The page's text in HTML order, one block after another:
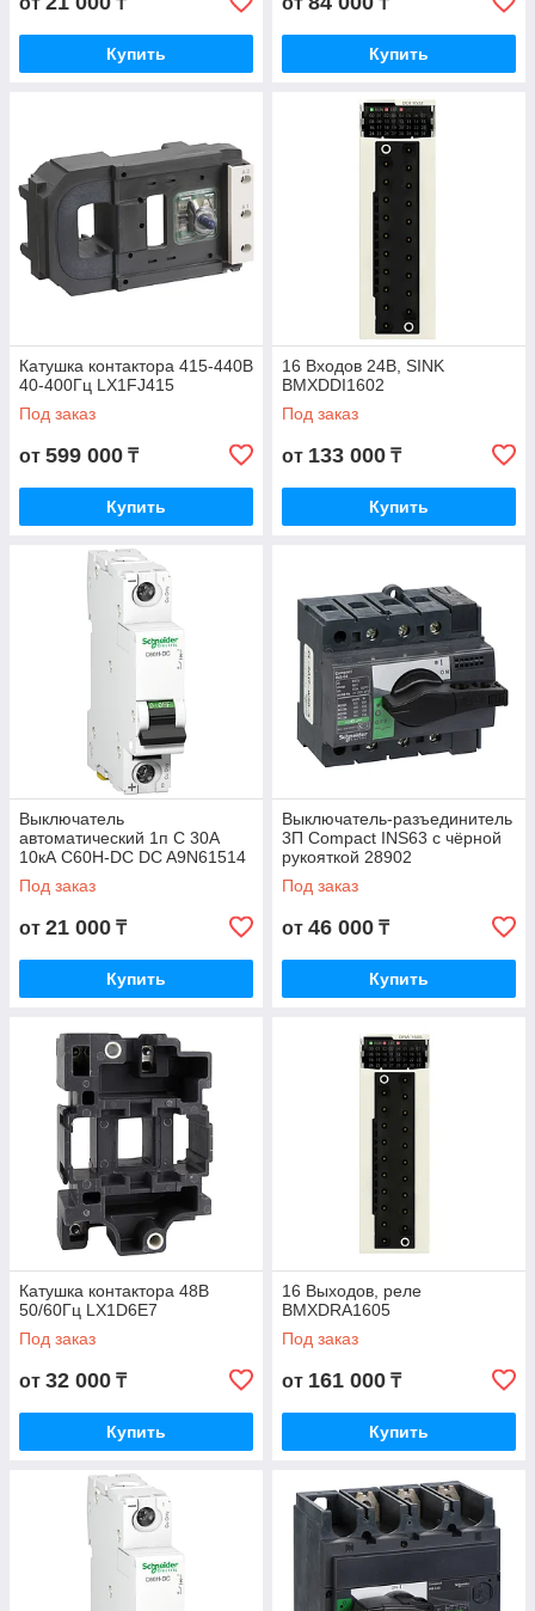
Купить Купить
Катушка контактора 415-440В
40-400Гц LX1FJ415
Под заказ
от 599 000 ₸
Купить
16 Входов 24В, SINK
BMXDDI1602
Под заказ
от 133 000 ₸
Купить
Выключатель
автоматический 1п C 30А
10кА C60H-DC DC A9N61514
Под заказ
от 21 000 ₸
Купить
Выключатель-разъединитель
3П Compact INS63 с чёрной
рукояткой 28902
Под заказ
от 46 000 ₸
Купить
Катушка контактора 48В
50/60Гц LX1D6E7
Под заказ
от 32 000 ₸
Купить
16 Выходов, реле
BMXDRA1605
Под заказ
от 161 000 ₸
Купить